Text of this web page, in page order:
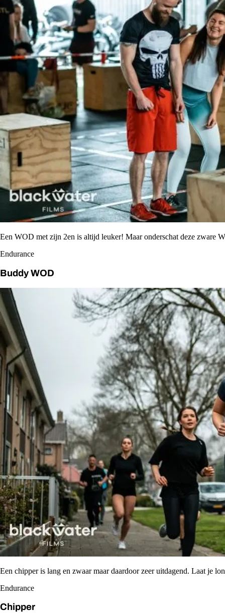
Een WOD met zijn 2en is altijd leuker! Maar onderschat deze zware
Endurance
Buddy WOD
Een chipper is lang en zwaar maar daardoor zeer uitdagend. Laat je
Endurance
Chipper